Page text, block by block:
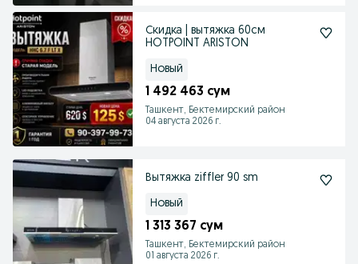
Скидка | вытяжка 60см
HOTPOINT ARISTON
Новый
1 492 463 сум
Ташкент, Бектемирский район
04 августа 2026 г.
Вытяжка ziffler 90 sm
Новый
1 313 367 сум
Ташкент, Бектемирский район
01 августа 2026 г.